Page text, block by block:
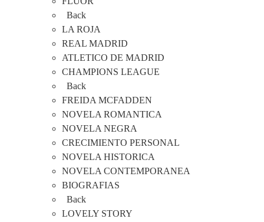
Back
LA ROJA
REAL MADRID
ATLETICO DE MADRID
CHAMPIONS LEAGUE
Back
FREIDA MCFADDEN
NOVELA ROMANTICA
NOVELA NEGRA
CRECIMIENTO PERSONAL
NOVELA HISTORICA
NOVELA CONTEMPORANEA
BIOGRAFIAS
Back
LOVELY STORY